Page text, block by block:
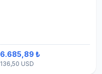
6.685,89 ₺
136,50 USD